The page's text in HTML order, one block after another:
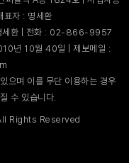
자 : 명세환
세환 | 전화 : 02-866-9957
년 10월 40일 | 제보메일 :
으며 이를 무단 이용하는 경우
수 있습니다.
Rights Reserved